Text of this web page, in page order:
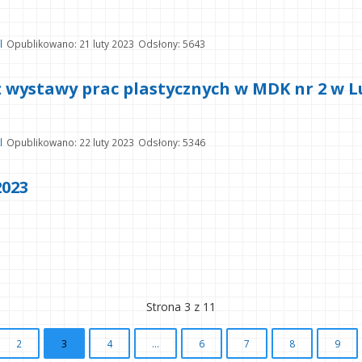
Opublikowano: 21 luty 2023 Odsłony: 5643
wystawy prac plastycznych w MDK nr 2 w
Opublikowano: 22 luty 2023 Odsłony: 5346
Strona 3 z 11
2 3 4 ... 6 7 8 9